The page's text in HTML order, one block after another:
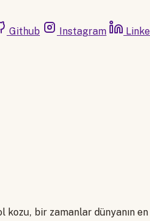
Github Instagram
bir zamanlar dünyanın